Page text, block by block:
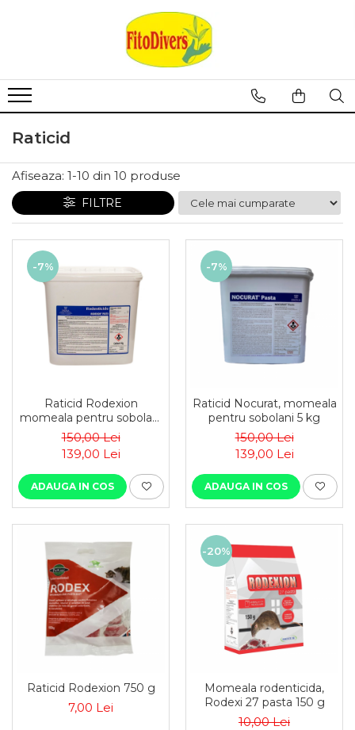
Raticid
Afiseaza: 1-10 din 10 produse
FILTRE
-7%
Raticid Rodexion
momeala pentru sobolani
5 kg
150,00 Lei
139,00 Lei
ADAUGA IN COS
-7%
Raticid Nocurat, momeala
pentru sobolani 5 kg
150,00 Lei
139,00 Lei
ADAUGA IN COS
Raticid Rodexion 750 g
7,00 Lei
-20%
Momeala rodenticida,
Rodexi 27 pasta 150 g
10,00 Lei